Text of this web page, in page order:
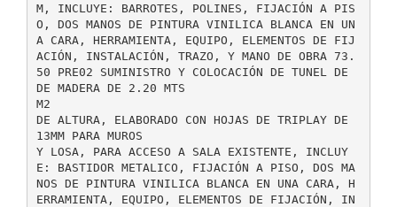
M, INCLUYE: BARROTES, POLINES, FIJACIÓN A PIS
O, DOS MANOS DE PINTURA VINILICA BLANCA EN UN
A CARA, HERRAMIENTA, EQUIPO, ELEMENTOS DE FIJ
ACIÓN, INSTALACIÓN, TRAZO, Y MANO DE OBRA 73.
50 PRE02 SUMINISTRO Y COLOCACIÓN DE TUNEL DE
DE MADERA DE 2.20 MTS
M2
DE ALTURA, ELABORADO CON HOJAS DE TRIPLAY DE
13MM PARA MUROS
Y LOSA, PARA ACCESO A SALA EXISTENTE, INCLUY
E: BASTIDOR METALICO, FIJACIÓN A PISO, DOS MA
NOS DE PINTURA VINILICA BLANCA EN UNA CARA, H
ERRAMIENTA, EQUIPO, ELEMENTOS DE FIJACIÓN, IN